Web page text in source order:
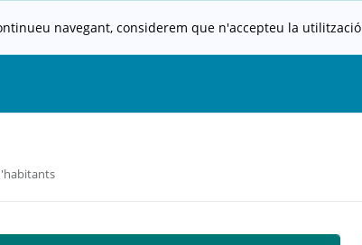
navegant, considerem que n'accepteu la utilització